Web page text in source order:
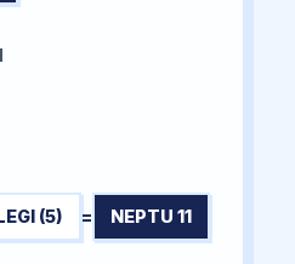
(5) = NEPTU 11